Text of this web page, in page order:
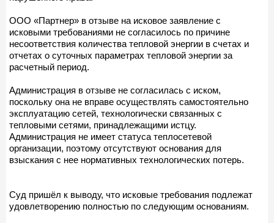
ООО «Партнер» в отзыве на исковое заявление с
исковыми требованиями не согласилось по причине
несоответствия количества тепловой энергии в счетах и
отчетах о суточных параметрах тепловой энергии за
расчетный период.
Администрация в отзыве не согласилась с иском,
поскольку она не вправе осуществлять самостоятельно
эксплуатацию сетей, технологически связанных с
тепловыми сетями, принадлежащими истцу.
Администрация не имеет статуса теплосетевой
организации, поэтому отсутствуют основания для
взыскания с нее нормативных технологических потерь.
Суд пришёл к выводу, что исковые требования подлежат
удовлетворению полностью по следующим основаниям.